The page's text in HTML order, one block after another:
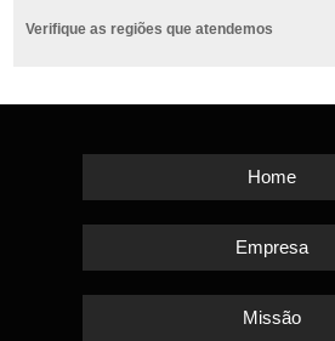
Verifique as regiões que atendemos
Home
Empresa
Missão